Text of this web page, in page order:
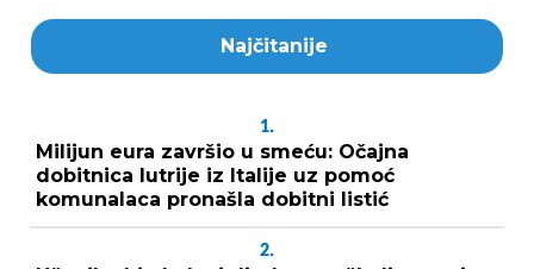
Najčitanije
1.
Milijun eura završio u smeću: Očajna
dobitnica lutrije iz Italije uz pomoć
komunalaca pronašla dobitni listić
2.